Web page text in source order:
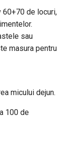
60+70 de locuri,
sau
masura pentru
micului dejun.
100 de